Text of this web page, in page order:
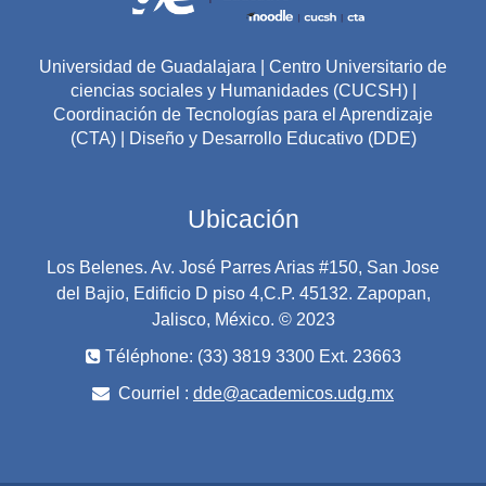
módulo 4 que será evaluado por todos los profesores
Universidad de Guadalajara | Centro Universitario de
ciencias sociales y Humanidades (CUCSH) |
Coordinación de Tecnologías para el Aprendizaje
(CTA) | Diseño y Desarrollo Educativo (DDE)
Ubicación
Los Belenes. Av. José Parres Arias #150, San Jose
del Bajio, Edificio D piso 4,C.P. 45132. Zapopan,
Jalisco, México. © 2023
Téléphone: (33) 3819 3300 Ext. 23663
Courriel : dde@academicos.udg.mx